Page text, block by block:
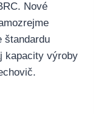
Nové
štandardu
kapacity výroby